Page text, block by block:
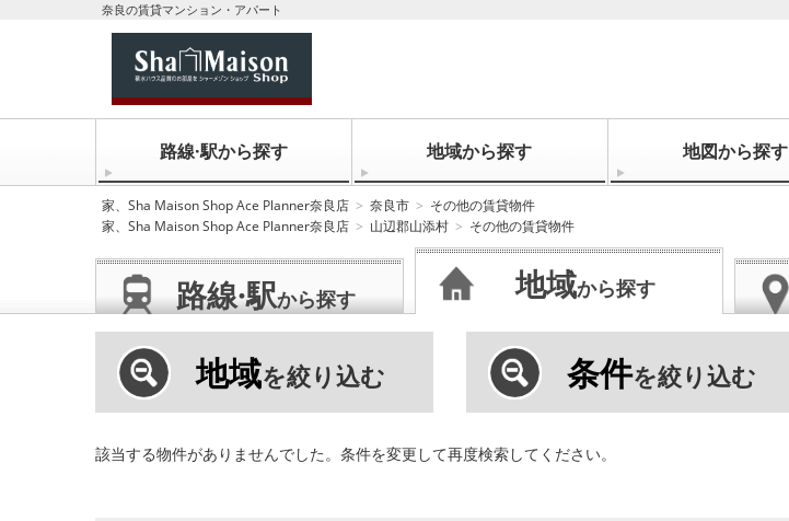
奈良の賃貸マンション・アパート
路線·駅から探す 地域から探す 地図から探す
家、Sha Maison Shop Ace Planner奈良店 奈良市
その他の賃貸物件
家、Sha Maison Shop Ace Planner奈良店
山辺郡山添村 その他の賃貸物件
路線·駅から探す 地域から探す
地域を絞り込む 条件を絞り込む
該当する物件がありませんでした。条件を変更して再度検索してください。